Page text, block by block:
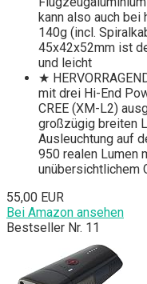
kann also auch
140g (incl.
45x42x52mm ist
und leicht
★
mit drei Hi-End
CREE (XM-L2)
großzügig breiten
Ausleuchtung auf
950 realen Lumen
unübersichtlichem
55,00 EUR
Bei Amazon ansehen
Bestseller Nr. 11